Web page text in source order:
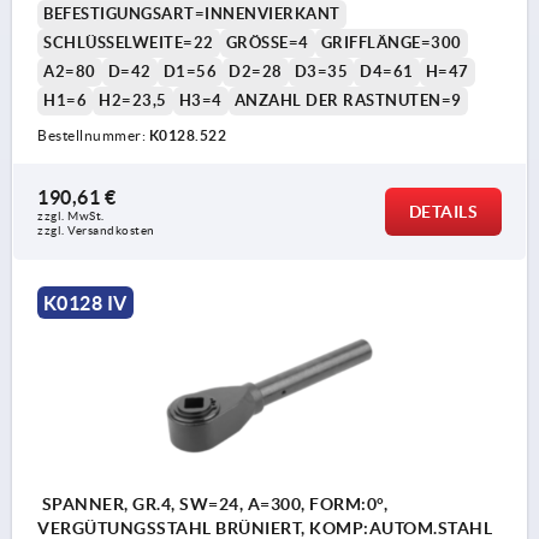
BEFESTIGUNGSART=INNENVIERKANT
SCHLÜSSELWEITE=22
GRÖSSE=4
GRIFFLÄNGE=300
A2=80
D=42 D1=56 D2=28 D3=35 D4=61
H=47
H1=6
H2=23,5 H3=4 ANZAHL DER RASTNUTEN=9
Bestellnummer: K0128.522
190,61 €
zzgl. MwSt.
zzgl. Versandkosten
DETAILS
K0128 IV
SPANNER, GR.4, SW=24, A=300, FORM:0°,
VERGÜTUNGSSTAHL BRÜNIERT, KOMP:AUTOM.STAHL